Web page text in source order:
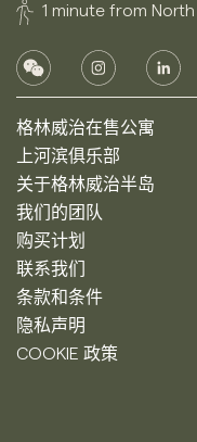
1 minute from
格林威治在售公寓
上河滨俱乐部
关于格林威治半岛
我们的团队
购买计划
联系我们
条款和条件
隐私声明
COOKIE 政策